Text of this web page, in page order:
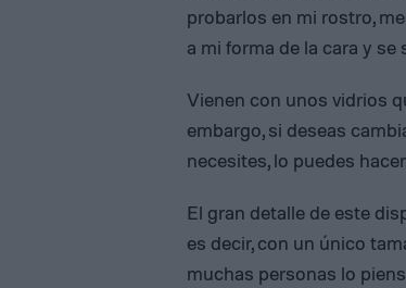
probarlos en mi rostro,
a mi forma de la cara y
Vienen con unos vidrios
embargo, si deseas
necesites, lo puedes
El gran detalle de este
es decir, con un único
muchas personas lo